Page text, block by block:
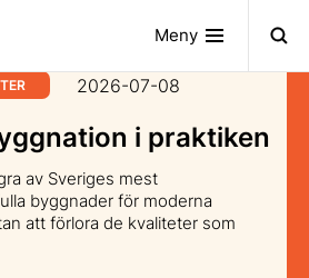
Meny
2026-07-08
i praktiken
av Sveriges mest
byggnader för moderna
att förlora de kvaliteter som